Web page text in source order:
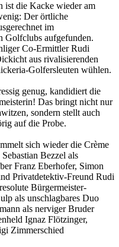
ist die Kacke wieder am
Der örtliche
im
Golfclubs aufgefunden.
Co-Ermittler Rudi
aus rivalisierenden
Golfersleuten wühlen.
genug, kandidiert die
Das bringt nicht nur
sondern stellt auch
auf die Probe.
sich wieder die Crème
Bezzel als
Franz Eberhofer, Simon
Privatdetektiv-Freund Rudi
Bürgermeister-
als unschlagbares Duo
als nerviger Bruder
Ignaz Flötzinger,
Zimmerschied